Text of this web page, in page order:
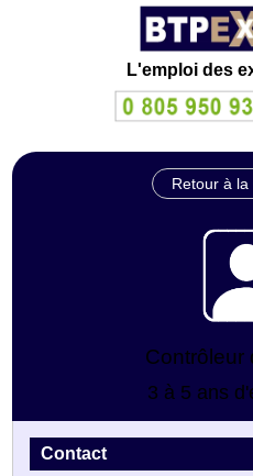
L'emploi des
Retour à la
Contrôleur
3 à 5 ans
Contact